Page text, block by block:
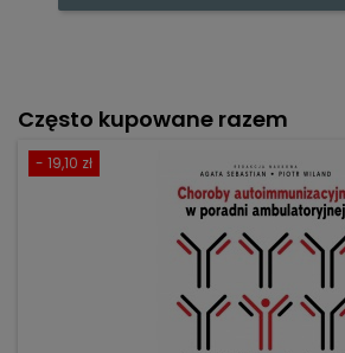
Często kupowane razem
- 19,10 zł